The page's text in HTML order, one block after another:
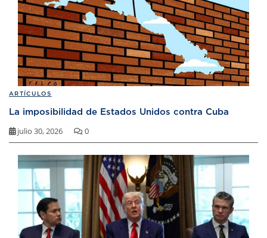
ARTÍCULOS
La imposibilidad de Estados Unidos contra Cuba
julio 30, 2026 0